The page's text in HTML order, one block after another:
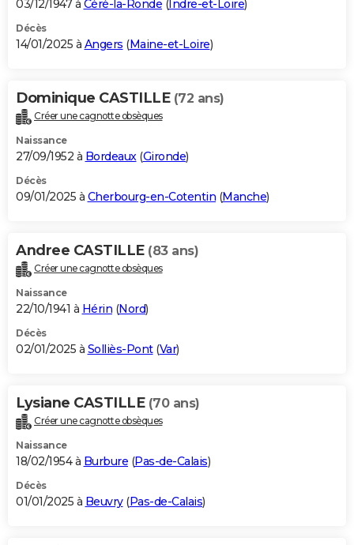
03/12/1947 à Céré-la-Ronde ( Indre-et-Loire)
Décès
14/01/2025 à Angers (Maine-et-Loire)
Dominique CASTILLE (72 ans)
Créer une cagnotte obsèques
Naissance
27/09/1952 à Bordeaux(Gironde)
Décès
09/01/2025 à Cherbourg-en-Cotentin (Manche)
Andree CASTILLE (83 ans)
Créer une cagnotte obsèques
Naissance
22/10/1941 à Hérin (Nord)
Décès
02/01/2025 à Solliès-Pont(Var)
Lysiane CASTILLE (70 ans)
Créer une cagnotte obsèques
Naissance
18/02/1954 à Burbure (Pas-de-Calais)
Décès
01/01/2025 à Beuvry(Pas-de-Calais)